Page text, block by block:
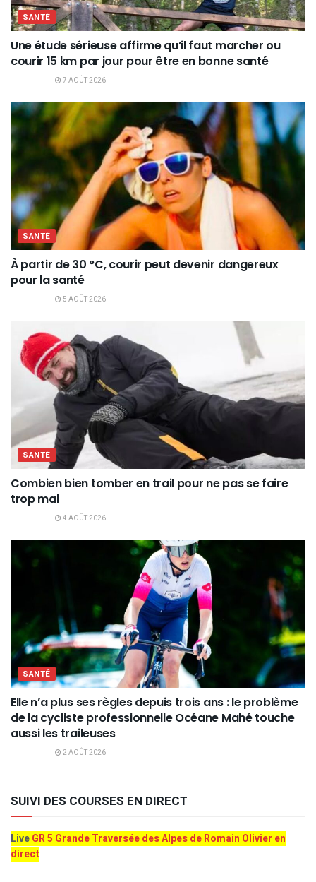
SANTÉ
Une étude sérieuse affirme qu’il faut marcher ou
courir 15 km par jour pour être en bonne santé
7 AOÛT 2026
SANTÉ
À partir de 30 °C, courir peut devenir dangereux
pour la santé
5 AOÛT 2026
SANTÉ
Combien bien tomber en trail pour ne pas se faire
trop mal
4 AOÛT 2026
SANTÉ
Elle n’a plus ses règles depuis trois ans : le problème
de la cycliste professionnelle Océane Mahé touche
aussi les traileuses
2 AOÛT 2026
SUIVI DES COURSES EN DIRECT
LiveGR 5 Grande Traversée des Alpes de Romain Olivier en
direct